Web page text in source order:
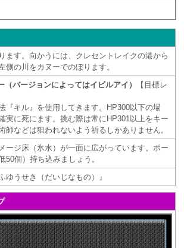
ます。向かうには、クレセントレイクの港から
側の川をカヌーでのぼります。
（バージョンによってはイビルアイ）
【目標レ
『キル』を使用してきます。HP300以下の場
実に死にます。挑む際は常にHP301以上をキー
師などは狙われないよう祈るしかありません。
ージ床（氷水）が一面に広がっています。ポー
50個）持ち込みましょう。
うせき（だいじなもの）』